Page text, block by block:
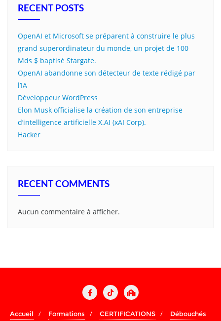
RECENT POSTS
OpenAI et Microsoft se préparent à construire le plus
grand superordinateur du monde, un projet de 100
Mds $ baptisé Stargate.
OpenAI abandonne son détecteur de texte rédigé par
l’IA
Développeur WordPress
Elon Musk officialise la création de son entreprise
d’intelligence artificielle X.AI (xAI Corp).
Hacker
RECENT COMMENTS
Aucun commentaire à afficher.
Accueil Formations CERTIFICATIONS Débouchés